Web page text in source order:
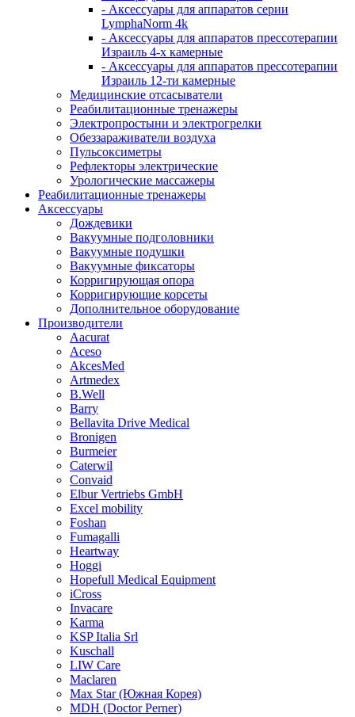
- Аксессуары для аппаратов серии
LymphaNorm 4k
- Аксессуары для аппаратов прессотерапии
Израиль 4-х камерные
- Аксессуары для аппаратов прессотерапии
Израиль 12-ти камерные
Медицинские отсасыватели
Реабилитационные тренажеры
Электропростыни и электрогрелки
Обеззараживатели воздуха
Пульсоксиметры
Рефлекторы электрические
Урологические массажеры
Реабилитационные тренажеры
Аксессуары
Дождевики
Вакуумные подголовники
Вакуумные подушки
Вакуумные фиксаторы
Корригирующая опора
Корригирующие корсеты
Дополнительное оборудование
Производители
Aacurat
Aceso
AkcesMed
Artmedex
B.Well
Barry
Bellavita Drive Medical
Bronigen
Burmeier
Caterwil
Convaid
Elbur Vertriebs GmbH
Excel mobility
Foshan
Fumagalli
Heartway
Hoggi
Hopefull Medical Equipment
iCross
Invacare
Karma
KSP Italia Srl
Kuschall
LIW Care
Maclaren
Max Star (Южная Корея)
MDH (Doctor Perner)